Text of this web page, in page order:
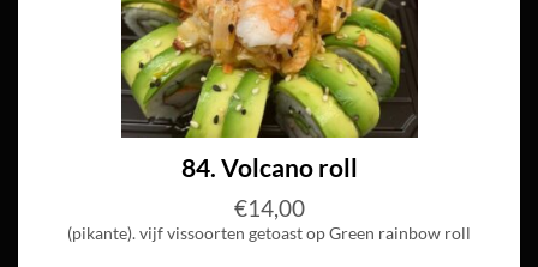
84. Volcano roll
€14,00
(pikante). vijf vissoorten getoast op Green rainbow roll